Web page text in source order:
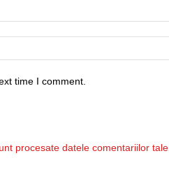
time I comment.
procesate datele comentariilor tale